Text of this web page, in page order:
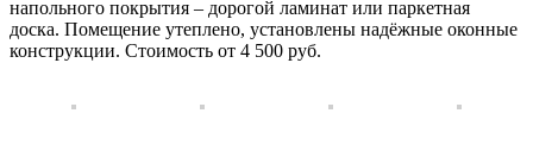
напольного покрытия – дорогой ламинат или паркетная
доска. Помещение утеплено, установлены надёжные оконные
конструкции. Стоимость от 4 500 руб.